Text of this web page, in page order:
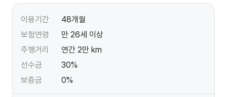
이용기간
48개월
보험연령
만 26세 이상
주행거리
연간 2만 km
선수금
30%
보증금
0%